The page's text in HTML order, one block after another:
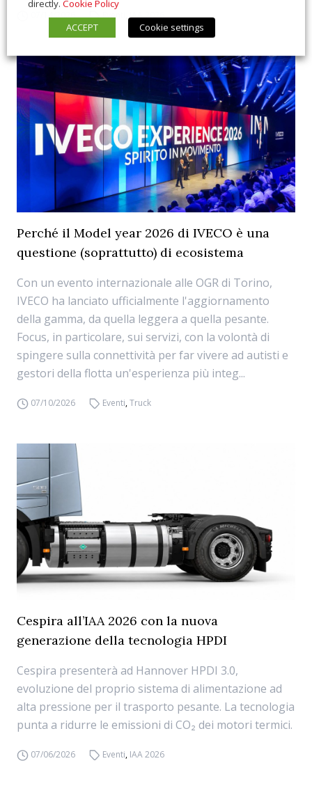
07/14/2026 Eventi ,IAA 2026
Perché il Model year 2026 di IVECO è una
questione (soprattutto) di ecosistema
Con un evento internazionale alle OGR di Torino,
IVECO ha lanciato ufficialmente l'aggiornamento
della gamma, da quella leggera a quella pesante.
Focus, in particolare, sui servizi, con la volontà di
spingere sulla connettività per far vivere ad autisti e
gestori della flotta un'esperienza più integ...
07/10/2026 Eventi,Truck
Cespira all’IAA 2026 con la nuova
generazione della tecnologia HPDI
Cespira presenterà ad Hannover HPDI 3.0,
evoluzione del proprio sistema di alimentazione ad
alta pressione per il trasporto pesante. La tecnologia
punta a ridurre le emissioni di CO₂ dei motori termici.
07/06/2026 Eventi, IAA 2026
directly. Cookie Policy
ACCEPT
Cookie settings